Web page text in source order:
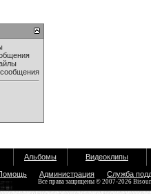
сообщения
Альбомы Видеоклипы
Администрация Служба
Все права защищены © 2007-2026